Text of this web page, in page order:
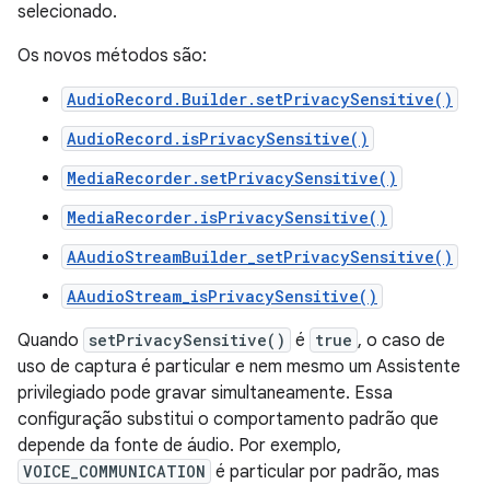
selecionado.
Os novos métodos são:
AudioRecord.Builder.setPrivacySensitive()
AudioRecord.isPrivacySensitive()
MediaRecorder.setPrivacySensitive()
MediaRecorder.isPrivacySensitive()
AAudioStreamBuilder_setPrivacySensitive()
AAudioStream_isPrivacySensitive()
Quando setPrivacySensitive() é true , o caso de
uso de captura é particular e nem mesmo um Assistente
privilegiado pode gravar simultaneamente. Essa
configuração substitui o comportamento padrão que
depende da fonte de áudio. Por exemplo,
VOICE_COMMUNICATION é particular por padrão, mas